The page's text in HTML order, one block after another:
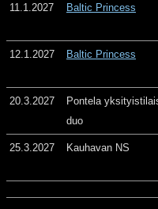
11.1.2027 Baltic Princess
12.1.2027 Baltic Princess
20.3.2027
Pontela
duo
25.3.2027 Kauhavan NS